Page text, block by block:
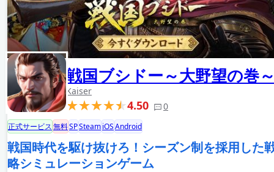
戦国ブシドー～大野望の巻
Kaiser
4.50 0
正式サービス無料SPSteamiOSAndroid
戦国時代を駆け抜けろ！シーズン制を採用した
略シミュレーションゲーム